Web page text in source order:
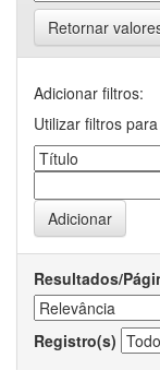
Retornar
Adicionar filtros:
Utilizar filtros
Resultados/
Registro(s)